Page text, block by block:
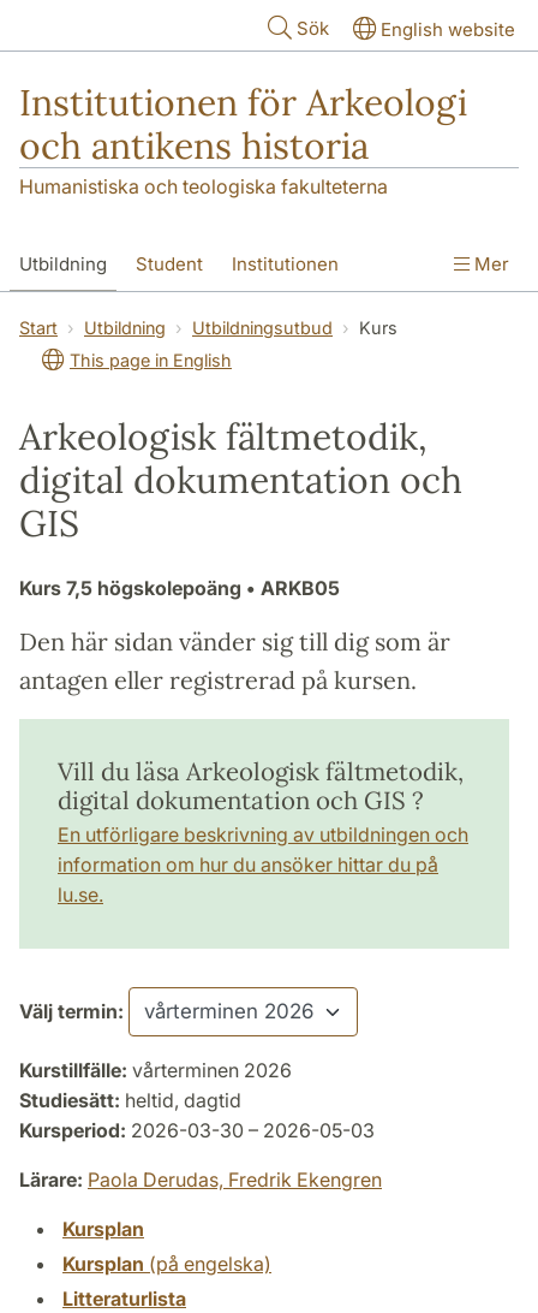
Sök English website
Institutionen för Arkeologi
och antikens historia
Humanistiska och teologiska fakulteterna
Utbildning Student Institutionen
Forskning Kontakt
Mer
Start Utbildning Utbildningsutbud
Kurs
This page in English
Arkeologisk fältmetodik,
digital dokumentation och
GIS
Kurs 7,5 högskolepoäng • ARKB05
Den här sidan vänder sig till dig som är
antagen eller registrerad på kursen.
Vill du läsa Arkeologisk fältmetodik,
digital dokumentation och GIS ?
En utförligare beskrivning av utbildningen och
information om hur du ansöker hittar du på
lu.se.
Välj termin:
Kurstillfälle: vårterminen 2026
Studiesätt: heltid, dagtid
Kursperiod: 2026-03-30 – 2026-05-03
Lärare: Paola Derudas, Fredrik Ekengren
Kursplan
Kursplan (på engelska)
Litteraturlista